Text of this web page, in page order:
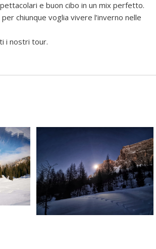
e buon cibo in un mix perfetto.
chiunque voglia vivere l’inverno nelle
i nostri tour.